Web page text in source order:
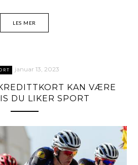
LES MER
januar 13, 2023
KAN VÆRE
DU LIKER SPORT